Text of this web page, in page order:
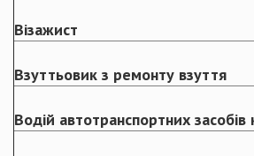
Візажист
Взуттьовик з ремонту взуття
Водій автотранспортних засобів